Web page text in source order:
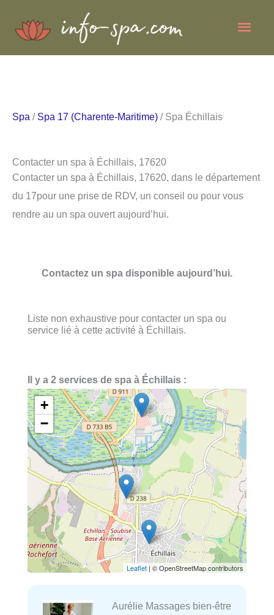
Spa / Spa 17 (Charente-Maritime) / Spa Échillais
Contacter un spa à Échillais, 17620
Contacter un spa à Échillais, 17620, dans le département
du 17pour une prise de RDV, un conseil ou pour vous
rendre au un spa ouvert aujourd’hui.
Contactez un spa disponible aujourd’hui.
Liste non exhaustive pour contacter un spa ou
service lié à cette activité à Échillais.
Il y a 2 services de spa à Échillais :
+
−
Leaflet | © OpenStreetMap contributors
Aurélie Massages bien-être